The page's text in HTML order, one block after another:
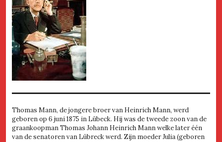
Thomas Mann, de jongere broer van Heinrich Mann, werd
geboren op 6 juni 1875 in Lübeck. Hij was de tweede zoon van de
graankoopman Thomas Johann Heinrich Mann welke later één
van de senatoren van Lübreck werd. Zijn moeder Julia (geboren